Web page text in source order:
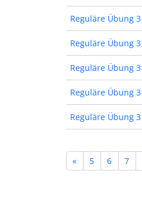
Reguläre Übung 3
Reguläre Übung 3
Reguläre Übung 3
Reguläre Übung 3
Reguläre Übung 3
« 5 6 7